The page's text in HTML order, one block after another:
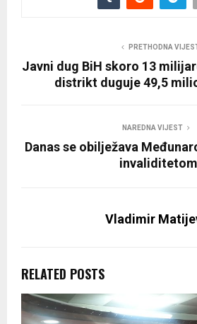
PRETHODNA
Javni dug BiH skoro 13
distrikt duguje 49,5
NAREDNA VIJEST
Danas se obilježava
invaliditetom
Vladimir
RELATED POSTS